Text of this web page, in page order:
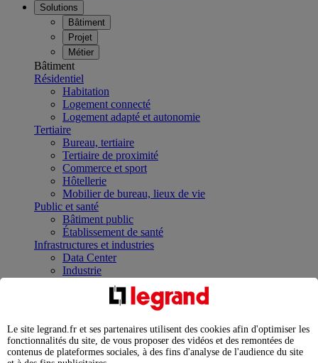
Solutions
Bâtiment
Projet
Métier
Bâtiment
Résidentiel
Habitation
Logement connecté
Logement adapté et autonomie
Tertiaire
Bureau, tertiaire
Tertiaire de proximité
Commerce et sport
Hôtellerie
Mobilier de bureau, lieux de vie
Public et santé
Bâtiment public
Établissement de santé
Infrastructures et industries
Data Center
Industrie
Infrastructures
Contrôler et planifier le fonctionnement des appareils
Répartir et optimiser son tableau électrique
Legrand Data Center Solutions : concentrer les
expertises au service de vos performances
Le site legrand.fr et ses partenaires utilisent des cookies afin d'optimiser les
fonctionnalités du site, de vous proposer des vidéos et des remontées de
contenus de plateformes sociales, à des fins d'analyse de l'audience du site